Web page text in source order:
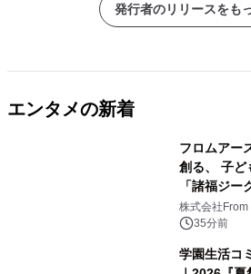
発行者のリリースをも
エンタメの新着
フロムアー
創る、 子ど
「諸福ジ
(日)開催
株式会社
35分前
学園生活コ